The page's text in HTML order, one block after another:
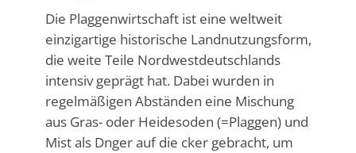
Die Plaggenwirtschaft ist eine weltweit
einzigartige historische Landnutzungsform,
die weite Teile Nordwestdeutschlands
intensiv geprägt hat. Dabei wurden in
regelmäßigen Abständen eine Mischung
aus Gras- oder Heidesoden (=Plaggen) und
Mist als Dnger auf die cker gebracht, um